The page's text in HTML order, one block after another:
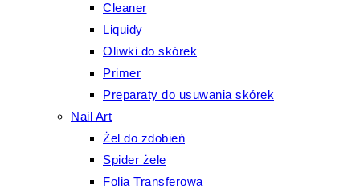
Cleaner
Liquidy
Oliwki do skórek
Primer
Preparaty do usuwania skórek
Nail Art
Żel do zdobień
Spider żele
Folia Transferowa